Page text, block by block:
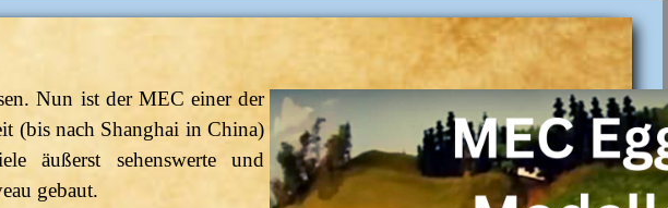
Nun ist der MEC einer der
(bis nach Shanghai in China)
äußerst sehenswerte und
gebaut.